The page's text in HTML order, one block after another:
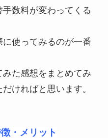
数料が変わってくる
使ってみるのが一番
た感想をまとめてみ
ければと思います。
・メリット